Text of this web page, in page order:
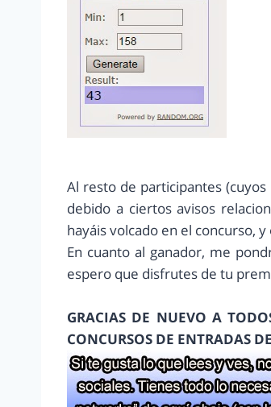
Al resto de participantes
debido a ciertos avisos
hayáis volcado en el concurso,
En cuanto al ganador, me
espero que disfrutes de tu
GRACIAS DE NUEVO A
CONCURSOS DE ENTRADAS